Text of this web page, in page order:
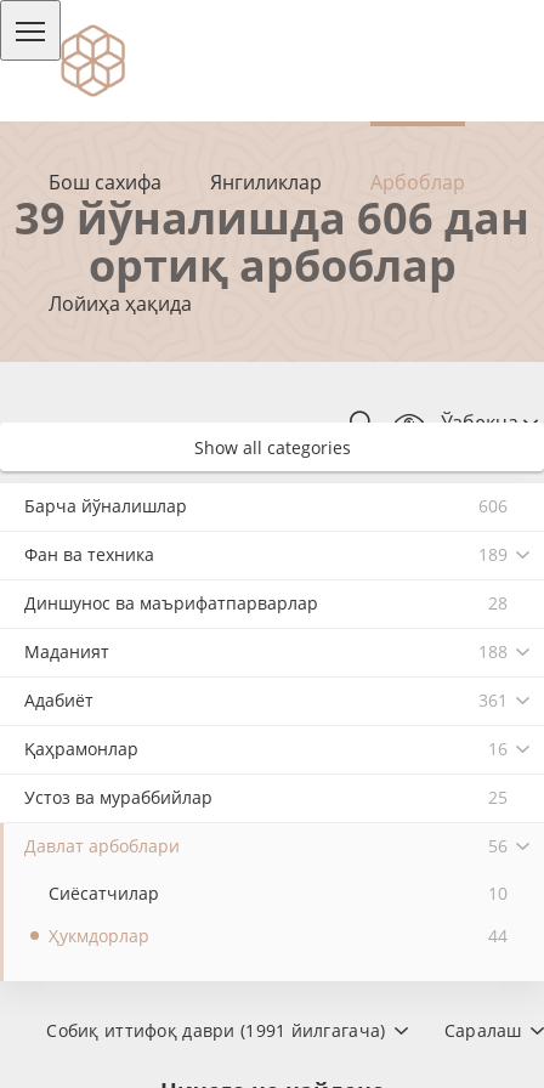
Бош сахифа Янгиликлар Арбоблар
Лойиҳа ҳақида
Ўзбекча
39 йўналишда 606 дан
ортиқ арбоблар
Show all categories
Барча йўналишлар 606
Фан ва техника 189
Диншунос ва маърифатпарварлар 28
Маданият 188
Адабиёт 361
Қаҳрамонлар 16
Устоз ва мураббийлар 25
Давлат арбоблари 56
Сиёсатчилар
10
Ҳукмдорлар
44
Саралаш
Собиқ иттифоқ даври (1991 йилгагача)